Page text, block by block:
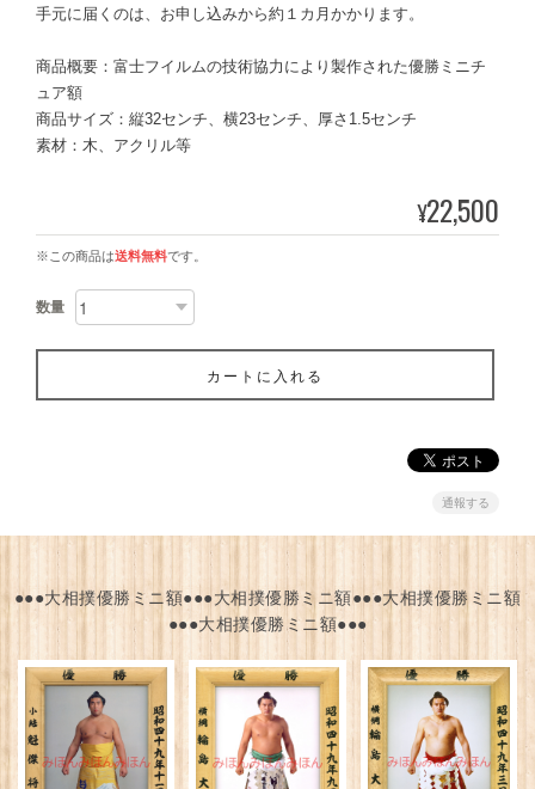
手元に届くのは、お申し込みから約１カ月かかります。
商品概要：富士フイルムの技術協力により製作された優勝ミニチ
ュア額
商品サイズ：縦32センチ、横23センチ、厚さ1.5センチ
素材：木、アクリル等
¥22,500
※この商品は送料無料です。
数量
カートに入れる
通報する
●●●大相撲優勝ミニ額●●●大相撲優勝ミニ額●●●大相撲優勝ミニ額
●●●大相撲優勝ミニ額●●●